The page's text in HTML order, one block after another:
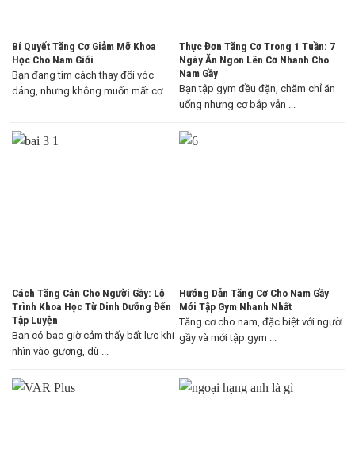
Bí Quyết Tăng Cơ Giảm Mỡ Khoa
Học Cho Nam Giới
Bạn đang tìm cách thay đổi vóc
dáng, nhưng không muốn mất cơ ...
Thực Đơn Tăng Cơ Trong 1 Tuần: 7
Ngày Ăn Ngon Lên Cơ Nhanh Cho
Nam Gầy
Bạn tập gym đều đặn, chăm chỉ ăn
uống nhưng cơ bắp vẫn ...
Cách Tăng Cân Cho Người Gầy: Lộ
Trình Khoa Học Từ Dinh Dưỡng Đến
Tập Luyện
Bạn có bao giờ cảm thấy bất lực khi
nhìn vào gương, dù ...
Hướng Dẫn Tăng Cơ Cho Nam Gầy
Mới Tập Gym Nhanh Nhất
Tăng cơ cho nam, đặc biệt với người
gầy và mới tập gym ...